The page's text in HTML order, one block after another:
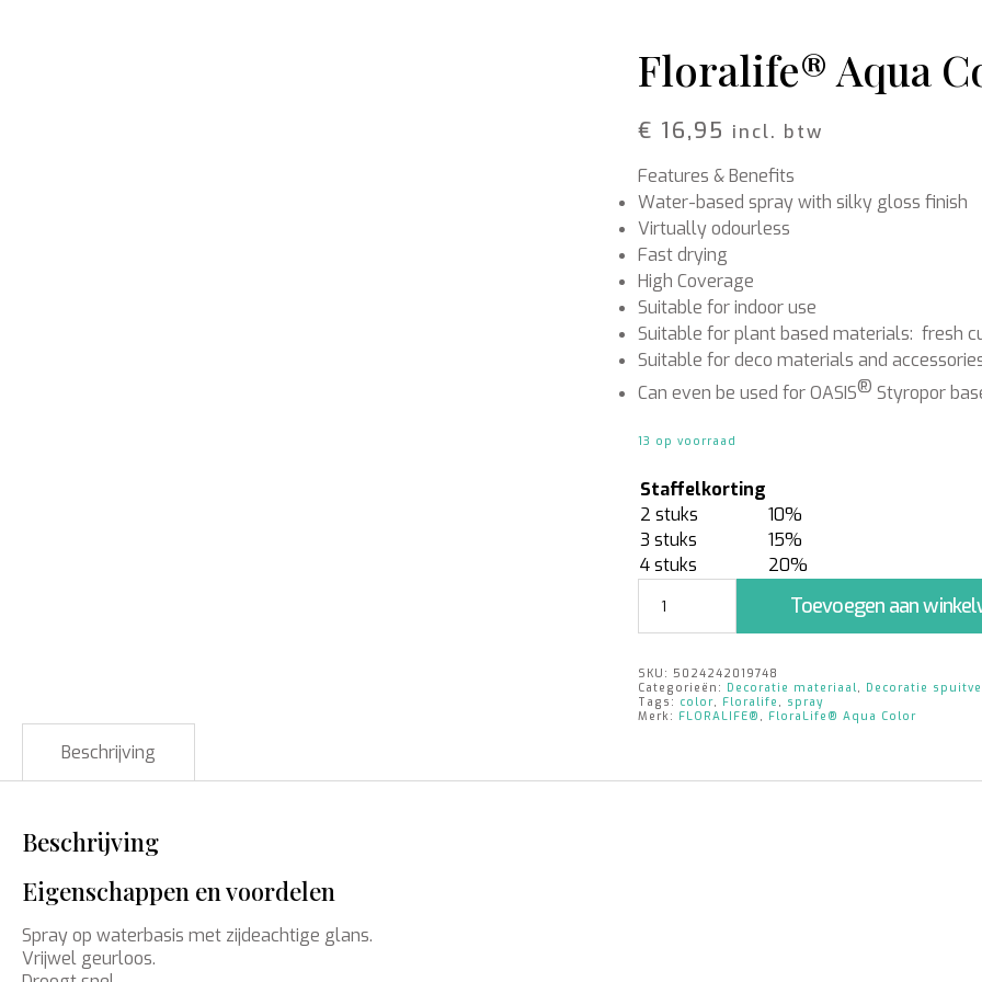
Wolkoord
VOEDING EN
Bloemen voeding
Schoonmaak artikelen
Floralife® Aqua
€ 16,95 incl. btw
Features & Benefits
Water-based spray with silky gloss finish
Virtually odourless
Fast drying
High Coverage
Suitable for indoor use
Suitable for plant based materials: fresh
Suitable for deco materials and
Can even be used for OASIS® Styropor
13 op voorraad
Staffelkorting
2 stuks
10%
3 stuks
15%
4 stuks
20%
Aqua
Color
|
Milka
aantal
Toevoegen aan
SKU: 5024242019748
Categorieën:
Decoratie materiaal,
Decoratie
Tags: color, Floralife , spray
Merk: FLORALIFE® , FloraLife® Aqua Color
Beschrijving
Beschrijving
Eigenschappen en voordelen
Spray op waterbasis met zijdeachtige glans.
Vrijwel geurloos.